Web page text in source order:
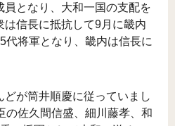
員となり、大和一国の支配を
信長に抵抗して9月に畿内
代将軍となり、畿内は信長に
が筒井順慶に従っていまし
の佐久間信盛、細川藤孝、和